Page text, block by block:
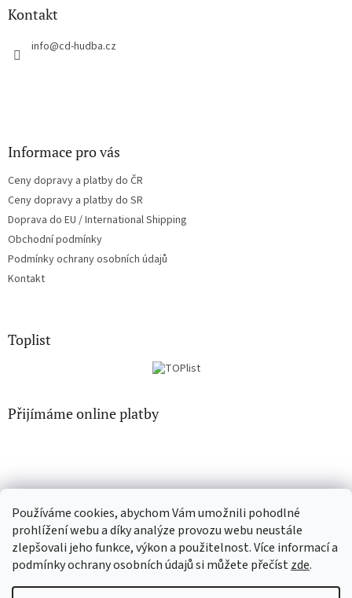
Používáme cookies, abychom Vám umožnili pohodlné
prohlížení webu a díky analýze provozu webu neustále
zlepšovali jeho funkce, výkon a použitelnost. Více informací a
podmínky ochrany osobních údajů si můžete přečístzde.
Kontakt
info@cd-hudba.cz
Informace pro vás
Ceny dopravy a platby do ČR
Ceny dopravy a platby do SR
Doprava do EU / International Shipping
Obchodní podmínky
Podmínky ochrany osobních údajů
Kontakt
Toplist
Přijímáme online platby
EN-filmy.cz CD-Soundtrack.cz
Vytvořil Shoptet